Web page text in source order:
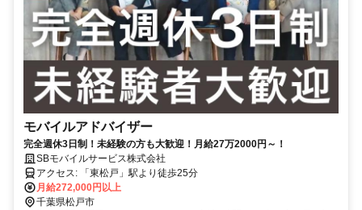
モバイルアドバイザー
完全週休3日制！未経験の方も大歓迎！月給27万2000円～！
SBモバイルサービス株式会社
アクセス: 「東松戸」駅より徒歩25分
月給272,000円以上
千葉県松戸市